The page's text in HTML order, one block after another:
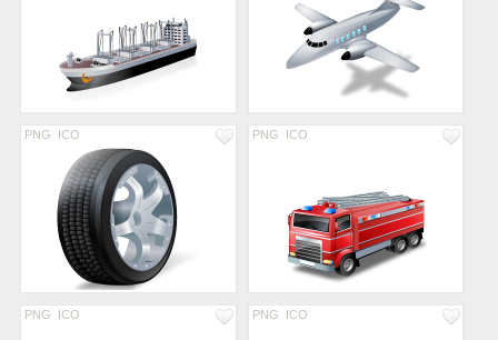
PNG ICO PNG ICO
PNG ICO PNG ICO